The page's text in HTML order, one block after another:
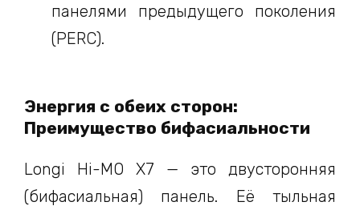
панелями предыдущего поколения
(PERC).
Энергия с обеих сторон:
Преимущество бифасиальности
Longi Hi-MO X7 — это двусторонняя
(бифасиальная) панель. Её тыльная